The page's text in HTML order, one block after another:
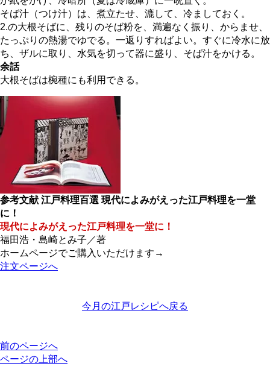
そば汁（つけ汁）は、煮立たせ、漉して、冷ましておく。
2.の大根そばに、残りのそば粉を、満遍なく振り、からませ、
たっぷりの熱湯でゆでる。一返りすればよい。すぐに冷水に放
ち、ザルに取り、水気を切って器に盛り、そば汁をかける。
余話
大根そばは椀種にも利用できる。
参考文献 江戸料理百選 現代によみがえった江戸料理を一堂
に！
現代によみがえった江戸料理を一堂に！
福田浩・島崎とみ子／著
ホームページでご購入いただけます→
注文ページへ
今月の江戸レシピへ戻る
前のページへ
ページの上部へ